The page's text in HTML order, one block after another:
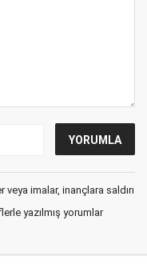
imalar, inançlara saldırı
yazılmış yorumlar